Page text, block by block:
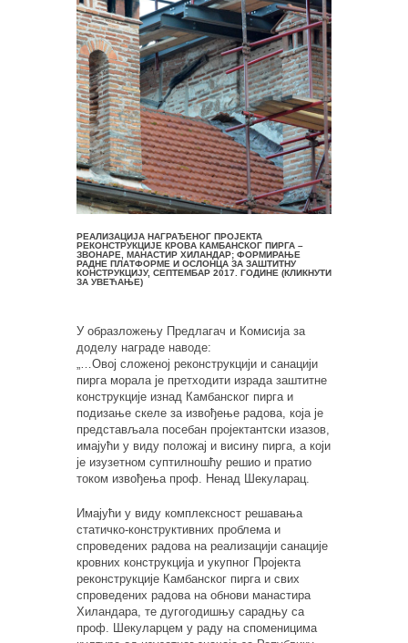
РЕАЛИЗАЦИЈА НАГРАЂЕНОГ ПРОЈЕКТА
РЕКОНСТРУКЦИЈЕ КРОВА КАМБАНСКОГ ПИРГА –
ЗВОНАРЕ, МАНАСТИР ХИЛАНДАР; ФОРМИРАЊЕ
РАДНЕ ПЛАТФОРМЕ И ОСЛОНЦА ЗА ЗАШТИТНУ
КОНСТРУКЦИЈУ, СЕПТЕМБАР 2017. ГОДИНЕ (КЛИКНУТИ
ЗА УВЕЋАЊЕ)
У образложењу Предлагач и Комисија за
доделу награде наводе:
„…Овој сложеној реконструкцији и санацији
пирга морала је претходити израда заштитне
конструкције изнад Камбанског пирга и
подизање скеле за извођење радова, која је
представљала посебан пројектантски изазов,
имајући у виду положај и висину пирга, а који
је изузетном суптилношћу решио и пратио
током извођења проф. Ненад Шекуларац.
Имајући у виду комплексност решавања
статичко-конструктивних проблема и
спроведених радова на реализацији санације
кровних конструкција и укупног Пројекта
реконструкције Камбанског пирга и свих
спроведених радова на обнови манастира
Хиландара, те дугогодишњу сарадњу са
проф. Шекуларцем у раду на споменицима